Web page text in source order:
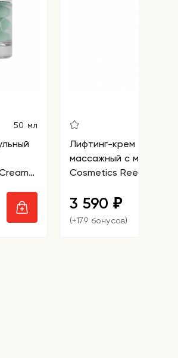
50 мл
Лифтинг-крем для век
массажный с
Cosmetics Reedle Shot
3 590 ₽
(+179 бонусов)